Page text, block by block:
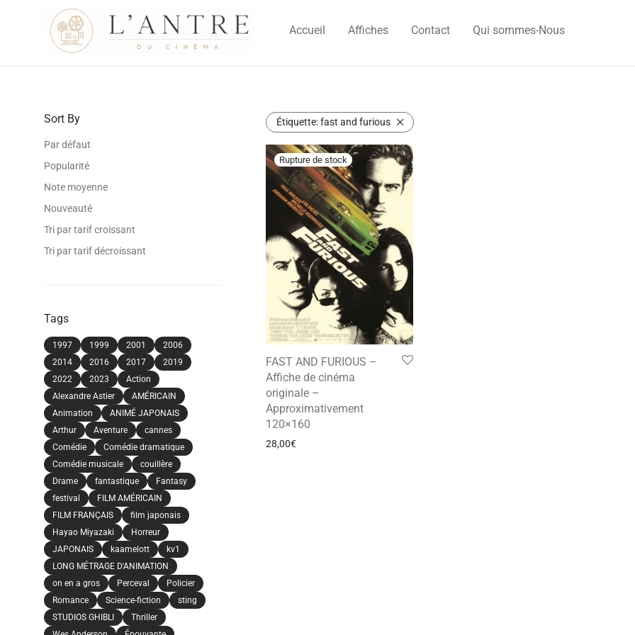
Accueil Affiches Contact Qui sommes-Nous
Sort By
Par défaut
Popularité
Note moyenne
Nouveauté
Tri par tarif croissant
Tri par tarif décroissant
Tags
1997 1999 2001
2006
2014
2016 2017
2019
2022
2023
Action
Alexandre Astier
AMÉRICAIN
Animation
ANIMÉ JAPONAIS
Arthur
Aventure
cannes
Comédie
Comédie dramatique
Comédie musicale
couillère
Drame
fantastique
Fantasy
festival
FILM AMÉRICAIN
FILM FRANÇAIS
film japonais
Hayao Miyazaki
Horreur
JAPONAIS
kaamelott
kv1
LONG MÉTRAGE D'ANIMATION
on en a gros
Perceval
Policier
Romance
Science-fiction
sting
STUDIOS GHIBLI
Thriller
Étiquette:fast and furious
FAST AND FURIOUS –
Affiche de cinéma
originale –
Approximativement
120×160
28,00€